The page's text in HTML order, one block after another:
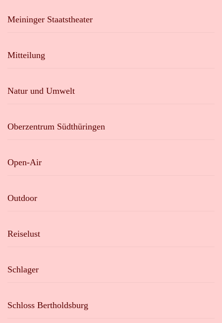
Meininger Staatstheater
Mitteilung
Natur und Umwelt
Oberzentrum Südthüringen
Open-Air
Outdoor
Reiselust
Schlager
Schloss Bertholdsburg